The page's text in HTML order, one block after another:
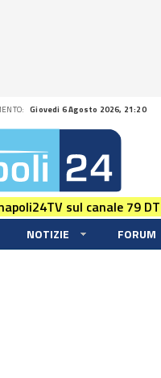
Giovedi 6 Agosto 2026, 21:20
sul canale 79
NOTIZIE FORUM